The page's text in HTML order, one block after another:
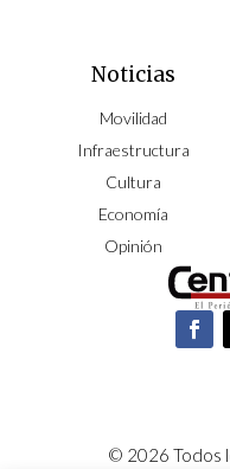
Noticias
Movilidad
Infraestructura
Cultura
Economía
Opinión
© 2026 Todos